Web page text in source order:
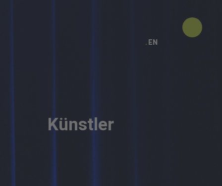
EN
Künstler